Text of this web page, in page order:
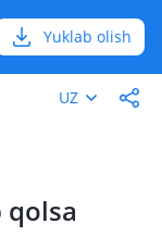
Yuklab olish
UZ
qolsa